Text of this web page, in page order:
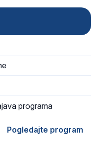
programa
Pogledajte program